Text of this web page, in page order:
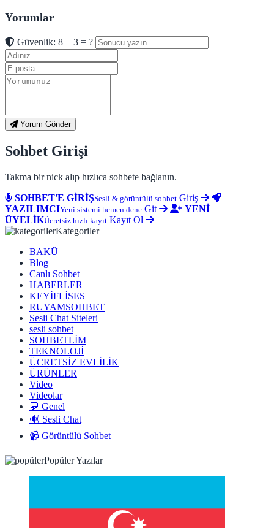
Yorumlar
Güvenlik: 8 + 3 = ?
Yorum Gönder
Sohbet Girişi
Takma bir nick alıp hızlıca sohbete bağlanın.
SOHBET'E GİRİŞSesli & görüntülü sohbet Giriş
YAZILIMCIYeni sistemi hemen dene Git
YENİ
ÜYELİKÜcretsiz hızlı kayıt Kayıt Ol
Kategoriler
BAKÜ
Blog
Canlı Sohbet
HABERLER
KEYİFLİSES
RUYAMSOHBET
Sesli Chat Siteleri
sesli sohbet
SOHBETLİM
TEKNOLOJİ
ÜCRETSİZ EVLİLİK
ÜRÜNLER
Video
Videolar
💬 Genel
🔊 Sesli Chat
📹 Görüntülü Sohbet
Popüler Yazılar